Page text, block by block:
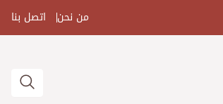
من نحن اتصل بنا